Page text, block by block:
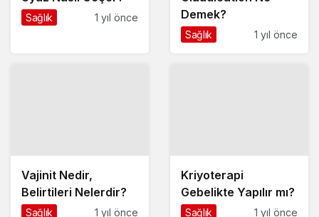
Sağlık 1 yıl önce
Demek?
Sağlık 1 yıl önce
Vajinit Nedir,
Belirtileri Nelerdir?
Sağlık 1 yıl önce
Kriyoterapi
Gebelikte Yapılır mı?
Sağlık 1 yıl önce